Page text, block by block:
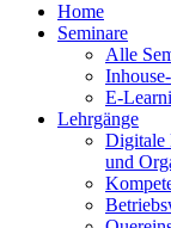
Home
Seminare
Alle
E-
Lehrgänge
Digitale
und